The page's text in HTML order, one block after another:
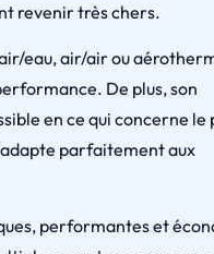
revenir très chers.
eau, air/air ou
De plus, son
en ce qui concerne le
parfaitement aux
performantes et